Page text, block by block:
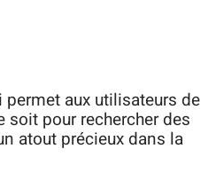
aux utilisateurs de
soit pour rechercher des
atout précieux dans la